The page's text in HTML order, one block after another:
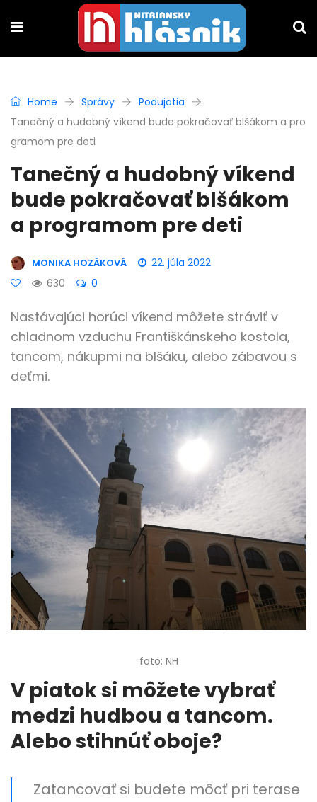
Home Správy
Podujatia
Tanečný a hudobný víkend bude pokračovať blšákom a pro
gramom pre deti
Tanečný a hudobný víkend
bude pokračovať blšákom
a programom pre deti
MONIKA HOZÁKOVÁ
22. júla 2022
630
0
Nastávajúci horúci víkend môžete stráviť v
chladnom vzduchu Františkánskeho kostola,
tancom, nákupmi na blšáku, alebo zábavou s
deťmi.
foto: NH
V piatok si môžete vybrať
medzi hudbou a tancom.
Alebo stihnúť oboje?
Zatancovať si budete môcť pri terase